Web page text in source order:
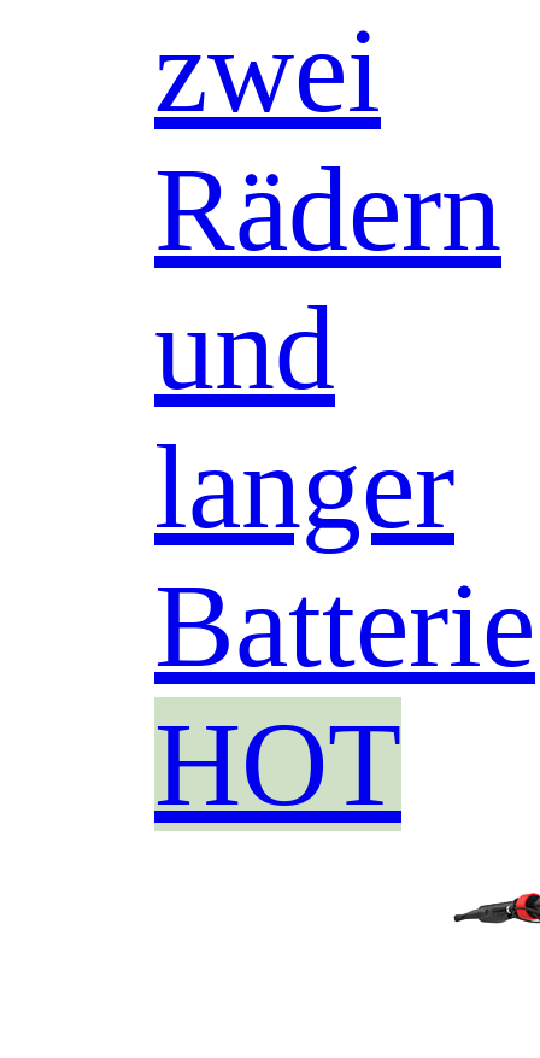
zwei
Rädern
und
langer
Batterie
HOT